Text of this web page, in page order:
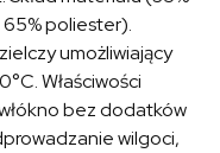
65% poliester).
umożliwiający
Właściwości
bez dodatków
wilgoci,